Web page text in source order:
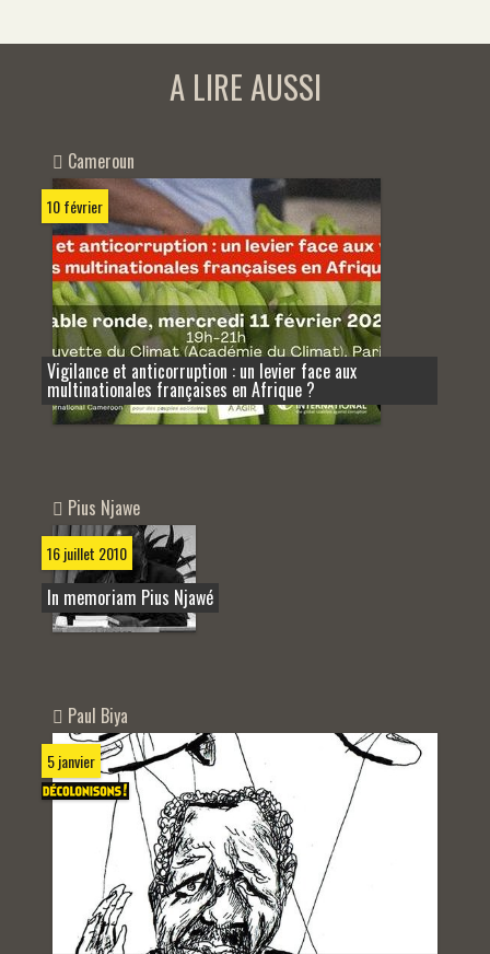
A LIRE AUSSI
Cameroun
10 février
Vigilance et anticorruption : un levier face aux
multinationales françaises en Afrique ?
Pius Njawe
16 juillet 2010
In memoriam Pius Njawé
Paul Biya
5 janvier